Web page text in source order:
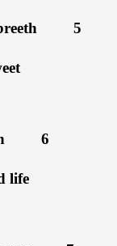
5
6
life